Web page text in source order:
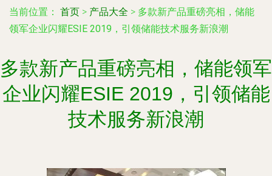
当前位置： 首页 > 产品大全 > 多款新产品重磅亮相，储能
领军企业闪耀ESIE 2019，引领储能技术服务新浪潮
多款新产品重磅亮相，储能领军
企业闪耀ESIE 2019，引领储能
技术服务新浪潮